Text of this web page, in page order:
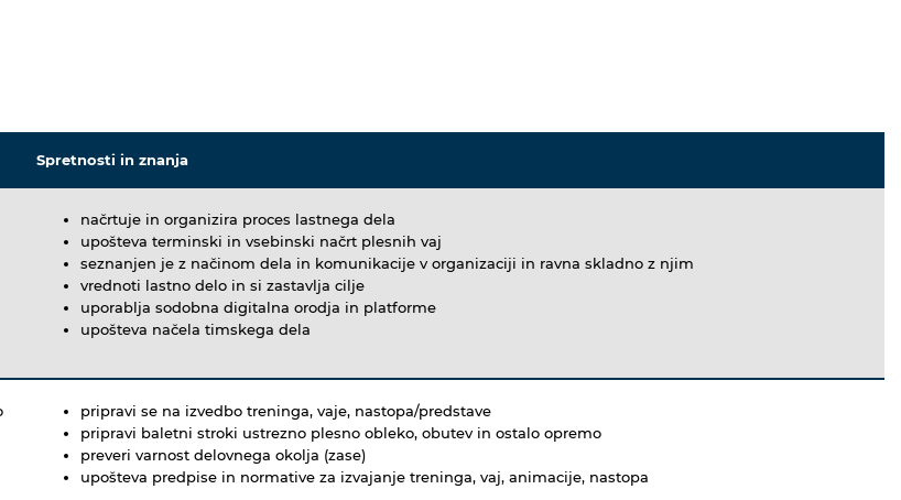
Spretnosti in znanja
načrtuje in organizira proces lastnega dela
upošteva terminski in vsebinski načrt plesnih vaj
seznanjen je z načinom dela in komunikacije v organizaciji in ravna skladno z njim
vrednoti lastno delo in si zastavlja cilje
uporablja sodobna digitalna orodja in platforme
upošteva načela timskega dela
pripravi se na izvedbo treninga, vaje, nastopa/predstave
pripravi baletni stroki ustrezno plesno obleko, obutev in ostalo opremo
preveri varnost delovnega okolja (zase)
upošteva predpise in normative za izvajanje treninga, vaj, animacije, nastopa